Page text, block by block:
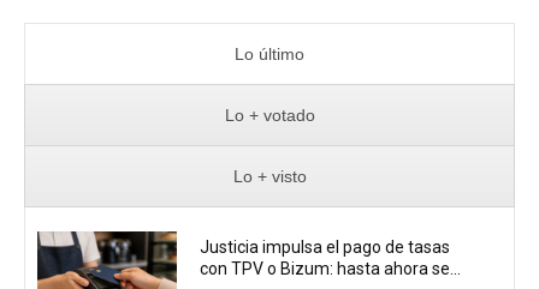
Lo último
Lo + votado
Lo + visto
Justicia impulsa el pago de tasas
con TPV o Bizum: hasta ahora se...